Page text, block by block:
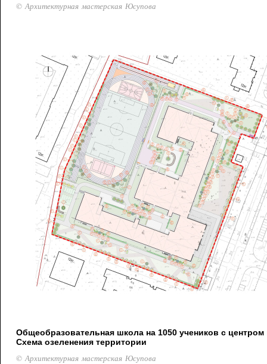
© Архитектурная мастерская Юсупова
Общеобразовательная школа на 1050 учеников с центром
Схема озеленения территории
© Архитектурная мастерская Юсупова